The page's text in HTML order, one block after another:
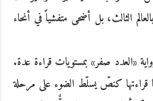
الثالث، بل أضحى متفشياً في أنحاء
«العدد صفر» بمستويات قراءة عدة.
قراءتها كنصّ يسلّط الضوء على مرحلة